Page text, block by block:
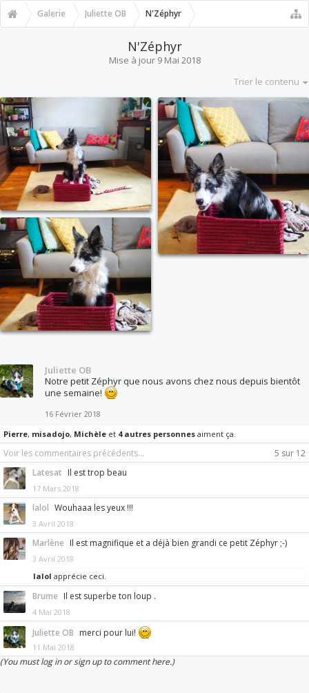
Galerie Juliette OB N'Zéphyr
N'Zéphyr
Mise à jour 9 Mai 2018
Trier le contenu
Juliette OB
Notre petit Zéphyr que nous avons chez nous depuis bientôt
une semaine!
16 Février 2018
Pierre, misadojo, Michèle et 4 autres personnes aiment ça.
Voir les commentaires précédents...
5 sur 12
Latesat Il est trop beau
17 Mars 2018
lalol Wouhaaa les yeux !!!
3 Avril 2018
Marlène Il est magnifique et a déjà bien grandi ce petit Zéphyr ;-)
3 Avril 2018
lalol apprécie ceci.
Brume Il est superbe ton loup .
4 Mai 2018
Juliette OB merci pour lui!
11 Mai 2018
(You must log in or sign up to comment here.)